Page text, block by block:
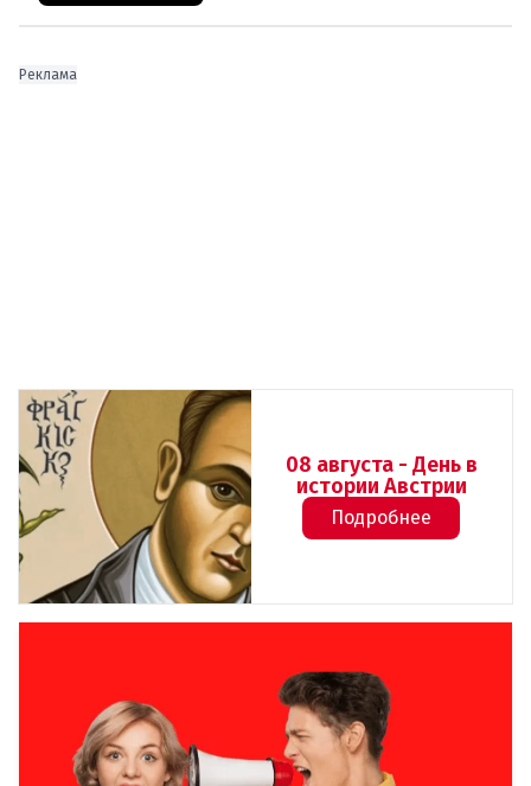
Реклама
08 августа - День в
истории Австрии
Подробнее